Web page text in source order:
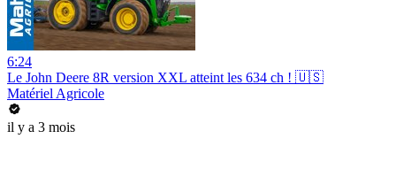
6:24
Le John Deere 8R version XXL atteint les 634 ch ! 🇺🇸
Matériel Agricole
il y a 3 mois